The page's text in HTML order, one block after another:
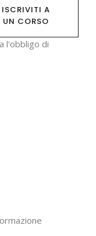
ISCRIVITI A
UN CORSO
l'obbligo di